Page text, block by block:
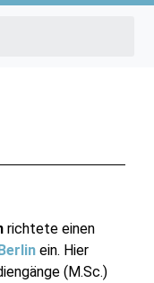
richtete einen
ein. Hier
(M.Sc.)